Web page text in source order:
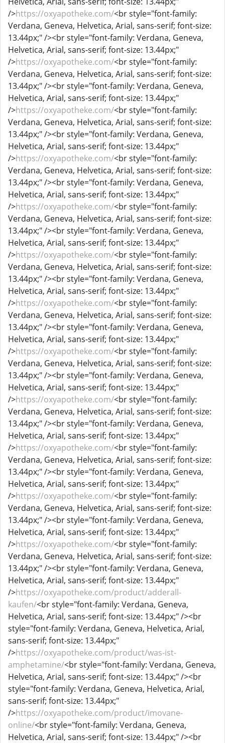
/>https://oxyapotheke.com/<br style="font-family:
Verdana, Geneva, Helvetica, Arial, sans-serif; font-size:
13.44px;" /><br style="font-family: Verdana, Geneva,
Helvetica, Arial, sans-serif; font-size: 13.44px;"
/>https://oxyapotheke.com/<br style="font-family:
Verdana, Geneva, Helvetica, Arial, sans-serif; font-size:
13.44px;" /><br style="font-family: Verdana, Geneva,
Helvetica, Arial, sans-serif; font-size: 13.44px;"
/>https://oxyapotheke.com/<br style="font-family:
Verdana, Geneva, Helvetica, Arial, sans-serif; font-size:
13.44px;" /><br style="font-family: Verdana, Geneva,
Helvetica, Arial, sans-serif; font-size: 13.44px;"
/>https://oxyapotheke.com/<br style="font-family:
Verdana, Geneva, Helvetica, Arial, sans-serif; font-size:
13.44px;" /><br style="font-family: Verdana, Geneva,
Helvetica, Arial, sans-serif; font-size: 13.44px;"
/>https://oxyapotheke.com/<br style="font-family:
Verdana, Geneva, Helvetica, Arial, sans-serif; font-size:
13.44px;" /><br style="font-family: Verdana, Geneva,
Helvetica, Arial, sans-serif; font-size: 13.44px;"
/>https://oxyapotheke.com/<br style="font-family:
Verdana, Geneva, Helvetica, Arial, sans-serif; font-size:
13.44px;" /><br style="font-family: Verdana, Geneva,
Helvetica, Arial, sans-serif; font-size: 13.44px;"
/>https://oxyapotheke.com/<br style="font-family:
Verdana, Geneva, Helvetica, Arial, sans-serif; font-size:
13.44px;" /><br style="font-family: Verdana, Geneva,
Helvetica, Arial, sans-serif; font-size: 13.44px;"
/>https://oxyapotheke.com/<br style="font-family:
Verdana, Geneva, Helvetica, Arial, sans-serif; font-size:
13.44px;" /><br style="font-family: Verdana, Geneva,
Helvetica, Arial, sans-serif; font-size: 13.44px;"
/>https://oxyapotheke.com/<br style="font-family:
Verdana, Geneva, Helvetica, Arial, sans-serif; font-size:
13.44px;" /><br style="font-family: Verdana, Geneva,
Helvetica, Arial, sans-serif; font-size: 13.44px;"
/>https://oxyapotheke.com/<br style="font-family:
Verdana, Geneva, Helvetica, Arial, sans-serif; font-size:
13.44px;" /><br style="font-family: Verdana, Geneva,
Helvetica, Arial, sans-serif; font-size: 13.44px;"
/>https://oxyapotheke.com/<br style="font-family:
Verdana, Geneva, Helvetica, Arial, sans-serif; font-size:
13.44px;" /><br style="font-family: Verdana, Geneva,
Helvetica, Arial, sans-serif; font-size: 13.44px;"
/>https://oxyapotheke.com/<br style="font-family:
Verdana, Geneva, Helvetica, Arial, sans-serif; font-size:
13.44px;" /><br style="font-family: Verdana, Geneva,
Helvetica, Arial, sans-serif; font-size: 13.44px;"
/>https://oxyapotheke.com/product/adderall-
kaufen/<br style="font-family: Verdana, Geneva,
Helvetica, Arial, sans-serif; font-size: 13.44px;" /><br
style="font-family: Verdana, Geneva, Helvetica, Arial,
sans-serif; font-size: 13.44px;"
/>https://oxyapotheke.com/product/was-ist-
amphetamine/<br style="font-family: Verdana, Geneva,
Helvetica, Arial, sans-serif; font-size: 13.44px;" /><br
style="font-family: Verdana, Geneva, Helvetica, Arial,
sans-serif; font-size: 13.44px;"
/>https://oxyapotheke.com/product/imovane-
online/<br style="font-family: Verdana, Geneva,
Helvetica, Arial, sans-serif; font-size: 13.44px;" /><br